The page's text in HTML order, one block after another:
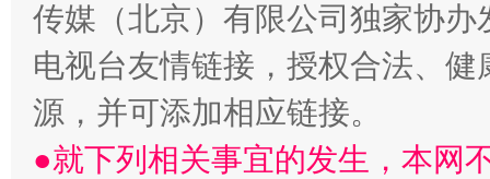
“刷贴”乱象丛生
生
传媒（北京）有限公司独家协
电视台友情链接，授权合法、
源，并可添加相应链接。
●就下列相关事宜的发生，本网